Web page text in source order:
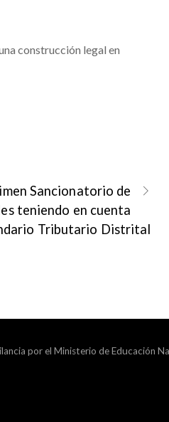
construcción legal en
Sancionatorio de
teniendo en cuenta
Tributario Distrital
por el Ministerio de Educación